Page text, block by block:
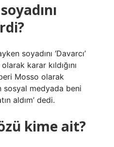
soyadını ‘Davarcı’
karar kıldığını
Mosso olarak
sosyal medyada beni
aldım’ dedi.
kime ait?